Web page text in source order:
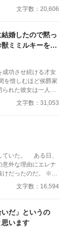
があります。
文字数：20,606
婚したので黙っ
ミミルキーを愛
成功させ続ける才女
を惜しむほど侯爵家
られた彼女は一人、
生息するマサラヤ
？ 魔法使い
されたコリーンは
けて来た元婚約者
？ 完結済全
完結済）
文字数：31,053
ていた。 ある日、
意外な理由にエレナ
ったのだ。 ※連
文字数：16,594
だ」というの
います